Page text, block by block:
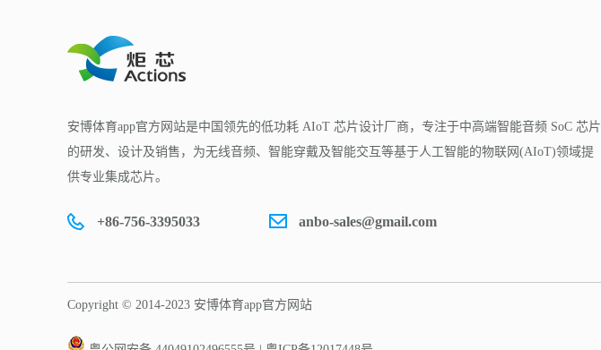
安博体育app官方网站是中国领先的低功耗 AIoT 芯片设计厂商，专注于中高端智能音频 SoC 芯片
的研发、设计及销售，为无线音频、智能穿戴及智能交互等基于人工智能的物联网(AIoT)领域提
供专业集成芯片。
+86-756-3395033 anbo-sales@gmail.com
Copyright © 2014-2023 安博体育app官方网站